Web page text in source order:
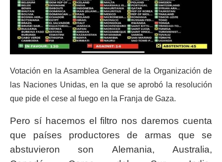
Votación en la Asamblea General de la Organización de
las Naciones Unidas, en la que se aprobó la resolución
que pide el cese al fuego en la Franja de Gaza.
Pero sí hacemos el filtro nos daremos cuenta
que países productores de armas que se
abstuvieron son Alemania, Australia,